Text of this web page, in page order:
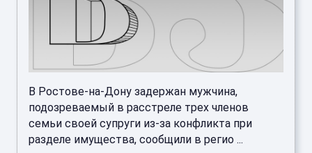
В Ростове-на-Дону задержан мужчина,
подозреваемый в расстреле трех членов
семьи своей супруги из-за конфликта при
разделе имущества, сообщили в регио ...